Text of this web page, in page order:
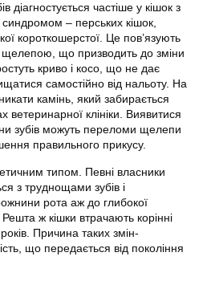
діагностується частіше у кішок з
– перських кішок,
короткошерстої. Це пов’язують
щелепою, що призводить до зміни
криво і косо, що не дає
самостійно від нальоту. На
камінь, який забирається
ветеринарної клініки. Виявитися
зубів можуть переломи щелепи
правильного прикусу.
типом. Певні власники
з труднощами зубів і
рота аж до глибокої
ж кішки втрачають корінні
Причина таких змін-
що передається від покоління